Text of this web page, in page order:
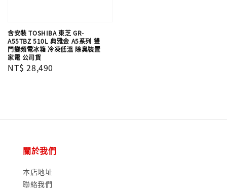
含安裝 TOSHIBA 東芝 GR-
A55TBZ 510L 典雅金 A5系列 雙
門變頻電冰箱 冷凍低溫 除臭裝置
家電 公司貨
Regular
NT$ 28,490
關於我們
本店地址
聯絡我們